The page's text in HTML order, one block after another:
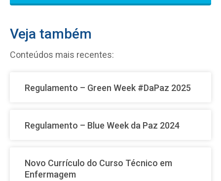
Veja também
Conteúdos mais recentes:
Regulamento – Green Week #DaPaz 2025
Regulamento – Blue Week da Paz 2024
Novo Currículo do Curso Técnico em
Enfermagem